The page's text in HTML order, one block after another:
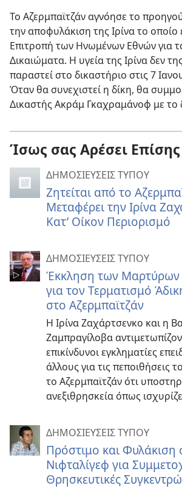
Το Αζερμπαϊτζάν αγνόησε το
την αποφυλάκιση της Ιρίνα το οποίο
Επιτροπή των Ηνωμένων Εθνών για
Δικαιώματα. Η υγεία της Ιρίνα δεν
παραστεί στο δικαστήριο στις 7
Όταν θα συνεχιστεί η δίκη, θα
Δικαστής Ακράμ Γκαχραμάνοφ με το
Ίσως σας Αρέσει Επίσης
ΔΗΜΟΣΙΕΥΣΕΙΣ ΤΥΠΟΥ
Ζητείται από το
Μεταφέρει την Ιρίνα
Κατ’ Οίκον Περιορισμό
ΔΗΜΟΣΙΕΥΣΕΙΣ ΤΥΠΟΥ
Έκκληση των Μαρτύρων
για τον Τερματισμό
στο Αζερμπαϊτζάν
Η Ιρίνα Ζαχάρτσενκο και η
Ζαμπραγίλοβα
επικίνδυνοι εγκληματίες
άλλους για τις πεποιθήσεις
το Αζερμπαϊτζάν ότι
ανεξιθρησκεία όπως
ΔΗΜΟΣΙΕΥΣΕΙΣ ΤΥΠΟΥ
Πρόστιμο και Φυλάκιση
Νιφταλίγεφ για
Θρησκευτικές